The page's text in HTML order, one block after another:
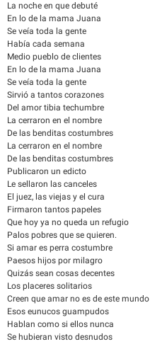
La noche en que debuté
En lo de la mama Juana
Se veía toda la gente
Había cada semana
Medio pueblo de clientes
En lo de la mama Juana
Se veía toda la gente
Sirvió a tantos corazones
Del amor tibia techumbre
La cerraron en el nombre
De las benditas costumbres
La cerraron en el nombre
De las benditas costumbres
Publicaron un edicto
Le sellaron las canceles
El juez, las viejas y el cura
Firmaron tantos papeles
Que hoy ya no queda un refugio
Palos pobres que se quieren.
Si amar es perra costumbre
Paesos hijos por milagro
Quizás sean cosas decentes
Los placeres solitarios
Creen que amar no es de este mundo
Esos eunucos guampudos
Hablan como si ellos nunca
Se hubieran visto desnudos